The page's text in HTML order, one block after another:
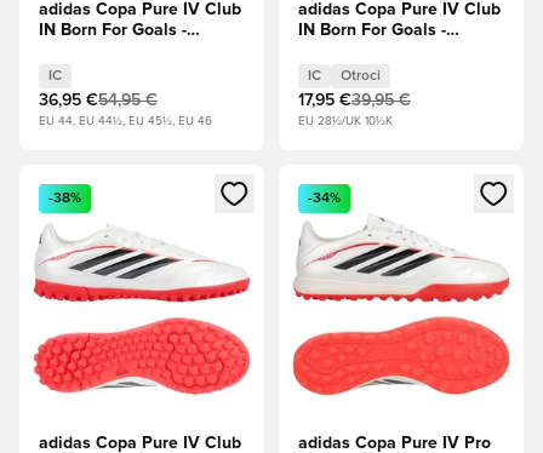
adidas Copa Pure IV Club
IN Born For Goals -
Metallic/Jedro
črna/Lucidno rdeča
IC
36,95 €54,95 €
EU 44, EU 44½, EU 45½, EU 46
adidas Copa Pure IV Club
IN Born For Goals -
Metallic/Jedro
črna/Lucidno rdeča Otroci
IC Otroci
17,95 €39,95 €
EU 28½/UK 10½K
Odpre Modal za prijavo ali vpis kot član
-38%
adidas Copa Pure IV Club
Odpre Modal za prijavo ali
-34%
adidas Copa Pure IV Pro